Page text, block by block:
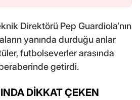
Direktörü Pep Guardiola’nın
yanında durduğu anlar
futbolseverler arasında
beraberinde getirdi.
DİKKAT ÇEKEN